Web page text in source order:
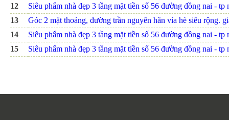
12
Siêu phẩm nhà đẹp 3 tầng mặt tiền số 56 đường đồng nai - tp
13
Góc 2 mặt thoáng, đường trần nguyên hãn vỉa hè siêu rộng.
14
Siêu phẩm nhà đẹp 3 tầng mặt tiền số 56 đường đồng nai - tp
15
Siêu phẩm nhà đẹp 3 tầng mặt tiền số 56 đường đồng nai - tp